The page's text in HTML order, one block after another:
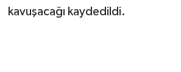
kavuşacağı kaydedildi.